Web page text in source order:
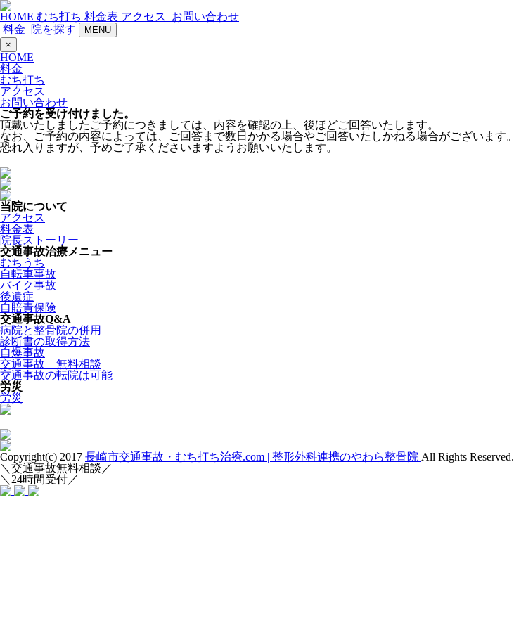
HOME むち打ち 料金表 アクセス
お問い合わせ
料金
院を探す
MENU
×
HOME
料金
むち打ち
アクセス
お問い合わせ
ご予約を受け付けました。
頂戴いたしましたご予約につきましては、内容を確認の上、後ほどご回答いたします。
なお、ご予約の内容によっては、ご回答まで数日かかる場合やご回答いたしかねる場合がございます。
恐れ入りますが、予めご了承くださいますようお願いいたします。
当院について
アクセス
料金表
院長ストーリー
交通事故治療メニュー
むちうち
自転車事故
バイク事故
後遺症
自賠責保険
交通事故Q&A
病院と整骨院の併用
診断書の取得方法
自爆事故
交通事故 無料相談
交通事故の転院は可能
労災
労災
Copyright(c) 2017 長崎市交通事故・むち打ち治療.com | 整形外科連携のやわら整骨院 All Rights Reserved.
＼交通事故無料相談／
＼24時間受付／